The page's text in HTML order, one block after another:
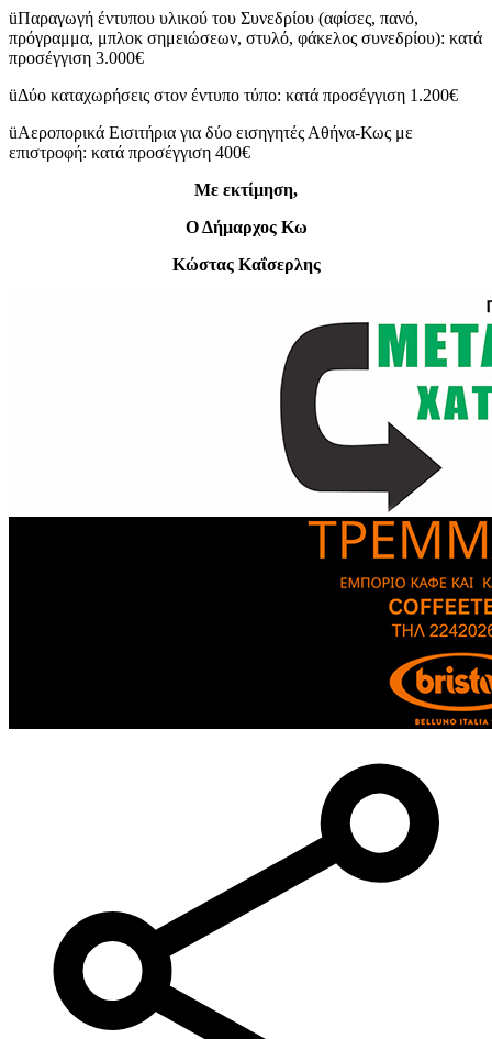
üΠαραγωγή έντυπου υλικού του Συνεδρίου (αφίσες, πανό,
πρόγραμμα, μπλοκ σημειώσεων, στυλό, φάκελος συνεδρίου): κατά
προσέγγιση 3.000€
üΔύο καταχωρήσεις στον έντυπο τύπο: κατά προσέγγιση 1.200€
üΑεροπορικά Εισιτήρια για δύο εισηγητές Αθήνα-Κως με
επιστροφή: κατά προσέγγιση 400€
Με εκτίμηση,
Ο Δήμαρχος Κω
Κώστας Καΐσερλης